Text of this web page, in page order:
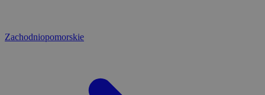
Zachodniopomorskie